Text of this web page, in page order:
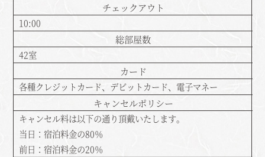
チェックアウト
10:00
総部屋数
42室
カード
各種クレジットカード、デビットカード、電子マネー
キャンセルポリシー
キャンセル料は以下の通り頂戴いたします。
当日：宿泊料金の80％
前日：宿泊料金の20％